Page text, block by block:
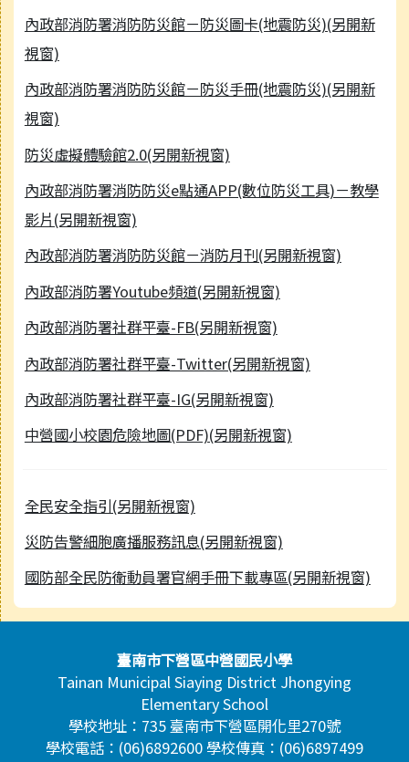
內政部消防署消防防災館－防災圖卡(地震防災)(另開新
視窗)
內政部消防署消防防災館－防災手冊(地震防災)(另開新
視窗)
防災虛擬體驗館2.0(另開新視窗)
內政部消防署消防防災e點通APP(數位防災工具)－教學
影片(另開新視窗)
內政部消防署消防防災館－消防月刊(另開新視窗)
內政部消防署Youtube頻道(另開新視窗)
內政部消防署社群平臺-FB(另開新視窗)
內政部消防署社群平臺-Twitter(另開新視窗)
內政部消防署社群平臺-IG(另開新視窗)
中營國小校園危險地圖(PDF)(另開新視窗)
全民安全指引(另開新視窗)
災防告警細胞廣播服務訊息(另開新視窗)
國防部全民防衛動員署官網手冊下載專區(另開新視窗)
頁尾區域內容臺南市下營區中營國民小學
Tainan Municipal Siaying District Jhongying
Elementary School
學校地址：735 臺南市下營區開化里270號
學校電話：(06)6892600 學校傳真：(06)6897499